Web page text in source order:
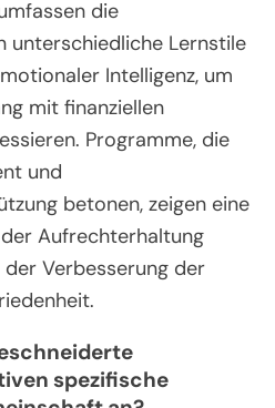
die
unterschiedliche Lernstile
Intelligenz, um
mit finanziellen
Programme, die
und
betonen, zeigen eine
Aufrechterhaltung
Verbesserung der
spezifische